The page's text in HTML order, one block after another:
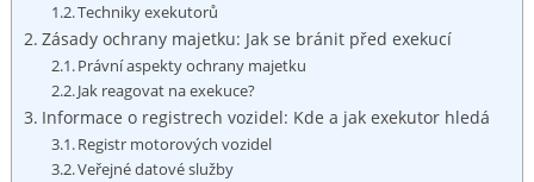
Techniky exekutorů
Zásady ochrany majetku: Jak se‍ bránit před exekucí
Právní aspekty‌ ochrany majetku
Jak reagovat na ​exekuce?
Informace o registrech vozidel: Kde a jak exekutor‌ hledá
Registr motorových vozidel
Veřejné⁢ datové ⁤služby